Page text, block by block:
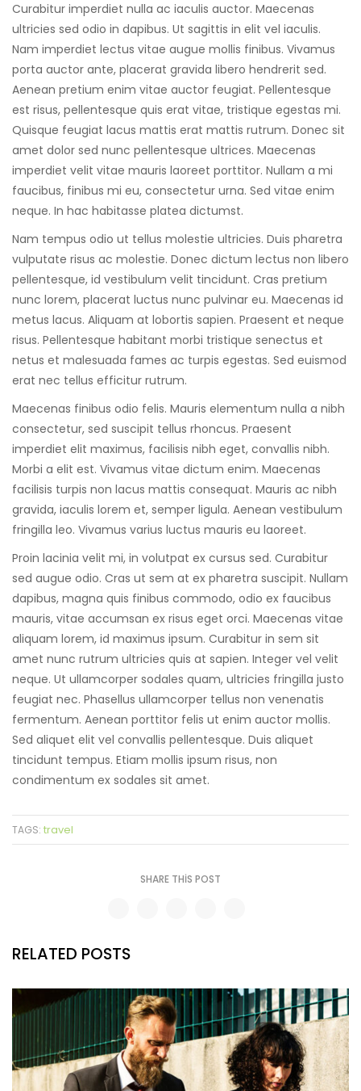
Curabitur imperdiet nulla ac iaculis auctor. Maecenas
ultricies sed odio in dapibus. Ut sagittis in elit vel iaculis.
Nam imperdiet lectus vitae augue mollis finibus. Vivamus
porta auctor ante, placerat gravida libero hendrerit sed.
Aenean pretium enim vitae auctor feugiat. Pellentesque
est risus, pellentesque quis erat vitae, tristique egestas mi.
Quisque feugiat lacus mattis erat mattis rutrum. Donec sit
amet dolor sed nunc pellentesque ultrices. Maecenas
imperdiet velit vitae mauris laoreet porttitor. Nullam a mi
faucibus, finibus mi eu, consectetur urna. Sed vitae enim
neque. In hac habitasse platea dictumst.
Nam tempus odio ut tellus molestie ultricies. Duis pharetra
vulputate risus ac molestie. Donec dictum lectus non libero
pellentesque, id vestibulum velit tincidunt. Cras pretium
nunc lorem, placerat luctus nunc pulvinar eu. Maecenas id
metus lacus. Aliquam at lobortis sapien. Praesent et neque
risus. Pellentesque habitant morbi tristique senectus et
netus et malesuada fames ac turpis egestas. Sed euismod
erat nec tellus efficitur rutrum.
Maecenas finibus odio felis. Mauris elementum nulla a nibh
consectetur, sed suscipit tellus rhoncus. Praesent
imperdiet elit maximus, facilisis nibh eget, convallis nibh.
Morbi a elit est. Vivamus vitae dictum enim. Maecenas
facilisis turpis non lacus mattis consequat. Mauris ac nibh
gravida, iaculis lorem et, semper ligula. Aenean vestibulum
fringilla leo. Vivamus varius luctus mauris eu laoreet.
Proin lacinia velit mi, in volutpat ex cursus sed. Curabitur
sed augue odio. Cras ut sem at ex pharetra suscipit. Nullam
dapibus, magna quis finibus commodo, odio ex faucibus
mauris, vitae accumsan ex risus eget orci. Maecenas vitae
aliquam lorem, id maximus ipsum. Curabitur in sem sit
amet nunc rutrum ultricies quis at sapien. Integer vel velit
neque. Ut ullamcorper sodales quam, ultricies fringilla justo
feugiat nec. Phasellus ullamcorper tellus non venenatis
fermentum. Aenean porttitor felis ut enim auctor mollis.
Sed aliquet elit vel convallis pellentesque. Duis aliquet
tincidunt tempus. Etiam mollis ipsum risus, non
condimentum ex sodales sit amet.
TAGS: travel
SHARE THIS POST
RELATED POSTS